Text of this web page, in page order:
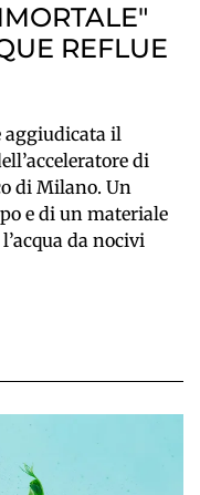
REFLUE
aggiudicata il
di
di Milano. Un
e di un materiale
da nocivi